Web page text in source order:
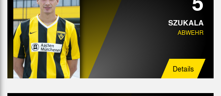
SZUKALA
ABWEHR
Details